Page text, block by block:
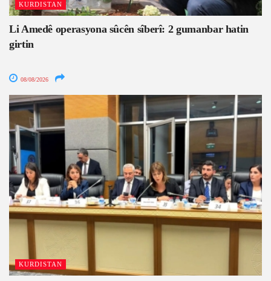
KURDISTAN
Li Amedê operasyona sûcên sîberî: 2 gumanbar hatin
girtin
08/08/2026
KURDISTAN